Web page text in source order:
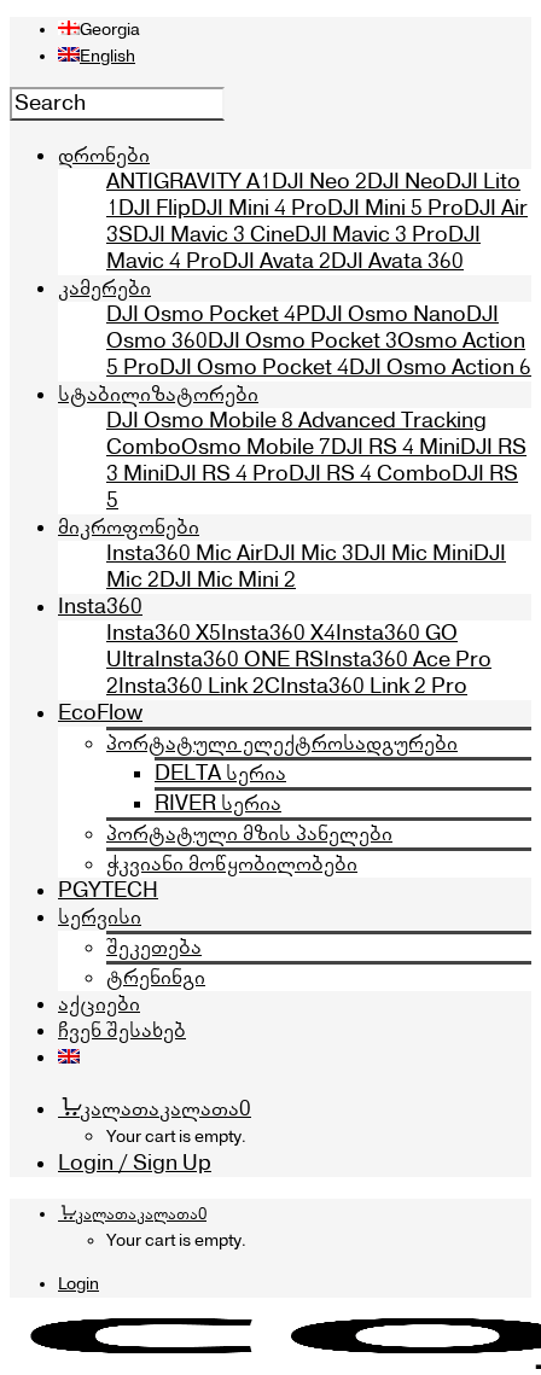
Georgia
English
დრონები
ANTIGRAVITY A1DJI Neo 2DJI NeoDJI Lito
1DJI FlipDJI Mini 4 ProDJI Mini 5 ProDJI Air
3SDJI Mavic 3 CineDJI Mavic 3 ProDJI
Mavic 4 ProDJI Avata 2DJI Avata 360
კამერები
DJI Osmo Pocket 4PDJI Osmo NanoDJI
Osmo 360DJI Osmo Pocket 3Osmo Action
5 ProDJI Osmo Pocket 4DJI Osmo Action 6
სტაბილიზატორები
DJI Osmo Mobile 8 Advanced Tracking
ComboOsmo Mobile 7DJI RS 4 MiniDJI RS
3 MiniDJI RS 4 ProDJI RS 4 ComboDJI RS
5
მიკროფონები
Insta360 Mic AirDJI Mic 3DJI Mic MiniDJI
Mic 2DJI Mic Mini 2
Insta360
Insta360 X5Insta360 X4Insta360 GO
UltraInsta360 ONE RSInsta360 Ace Pro
2Insta360 Link 2CInsta360 Link 2 Pro
EcoFlow
პორტატული ელექტროსადგურები
DELTA სერია
RIVER სერია
პორტატული მზის პანელები
ჭკვიანი მოწყობილობები
PGYTECH
სერვისი
შეკეთება
ტრენინგი
აქციები
ჩვენ შესახებ
კალათაკალათა0
Your cart is empty.
Login / Sign Up
კალათაკალათა0
Your cart is empty.
Login